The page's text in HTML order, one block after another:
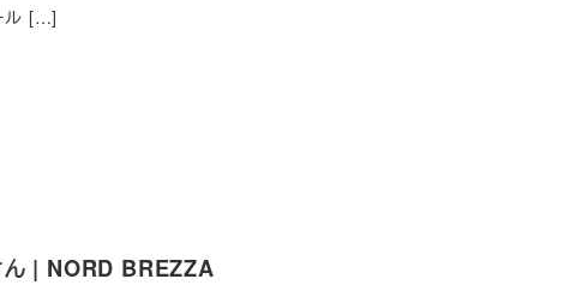
ル […]
ん | NORD BREZZA